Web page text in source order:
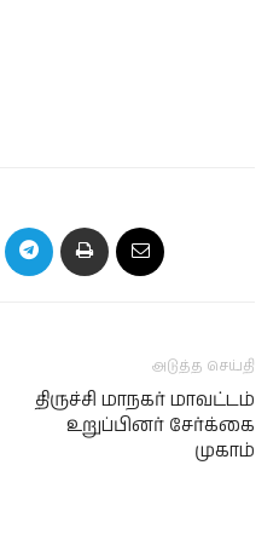
அடுத்த செய்தி
திருச்சி மாநகர் மாவட்டம்
உறுப்பினர் சேர்க்கை
முகாம்